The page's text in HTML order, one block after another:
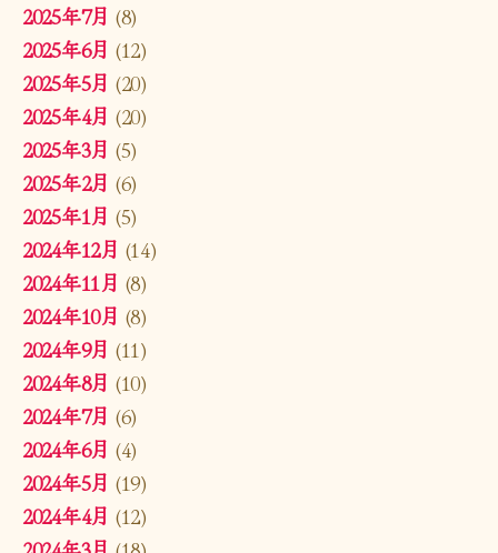
2025年7月 (8)
2025年6月 (12)
2025年5月 (20)
2025年4月 (20)
2025年3月 (5)
2025年2月 (6)
2025年1月 (5)
2024年12月 (14)
2024年11月 (8)
2024年10月 (8)
2024年9月 (11)
2024年8月 (10)
2024年7月 (6)
2024年6月 (4)
2024年5月 (19)
2024年4月 (12)